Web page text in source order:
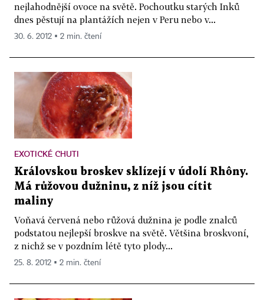
nejlahodnější ovoce na světě. Pochoutku starých Inků
dnes pěstují na plantážích nejen v Peru nebo v...
30. 6. 2012 ▪ 2 min. čtení
EXOTICKÉ CHUTI
Královskou broskev sklízejí v údolí Rhôny.
Má růžovou dužninu, z níž jsou cítit
maliny
Voňavá červená nebo růžová dužnina je podle znalců
podstatou nejlepší broskve na světě. Většina broskvoní,
z nichž se v pozdním létě tyto plody...
25. 8. 2012 ▪ 2 min. čtení